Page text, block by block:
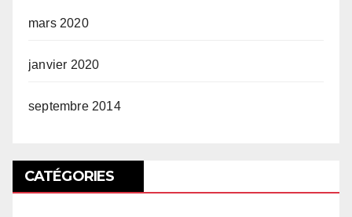
mars 2020
janvier 2020
septembre 2014
CATÉGORIES